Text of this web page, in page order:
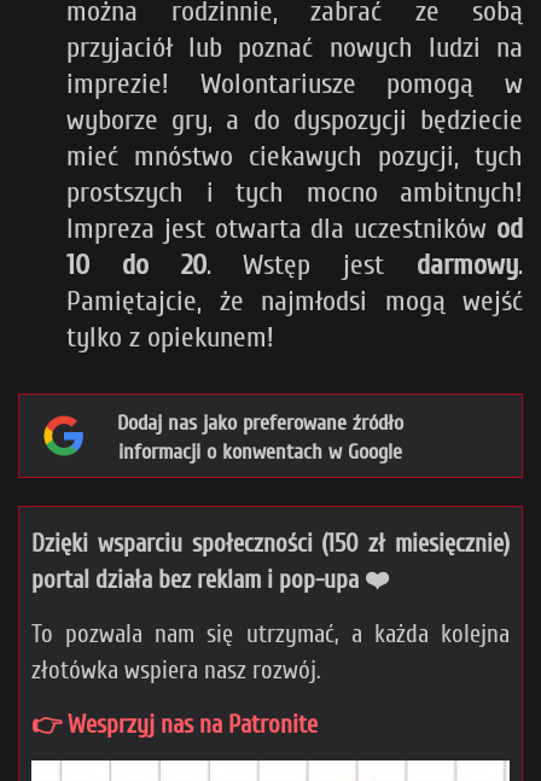
można rodzinnie, zabrać ze sobą
przyjaciół lub poznać nowych ludzi na
imprezie! Wolontariusze pomogą w
wyborze gry, a do dyspozycji będziecie
mieć mnóstwo ciekawych pozycji, tych
prostszych i tych mocno ambitnych!
Impreza jest otwarta dla uczestników od
10 do 20. Wstęp jest darmowy.
Pamiętajcie, że najmłodsi mogą wejść
tylko z opiekunem!
Dodaj nas jako preferowane źródło
informacji o konwentach w Google
Dzięki wsparciu społeczności (150 zł miesięcznie)
portal działa bez reklam i pop-upa ❤️
To pozwala nam się utrzymać, a każda kolejna
złotówka wspiera nasz rozwój.
👉 Wesprzyj nas na Patronite